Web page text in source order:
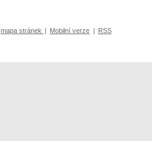
mapa stránek | Mobilní verze | RSS